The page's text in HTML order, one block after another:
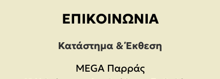
ΕΠΙΚΟΙΝΩΝΊΑ
Κατάστημα & Έκθεση
MEGA Παρράς